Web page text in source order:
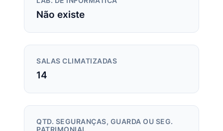
Não existe
SALAS CLIMATIZADAS
14
QTD. SEGURANÇAS, GUARDA OU SEG.